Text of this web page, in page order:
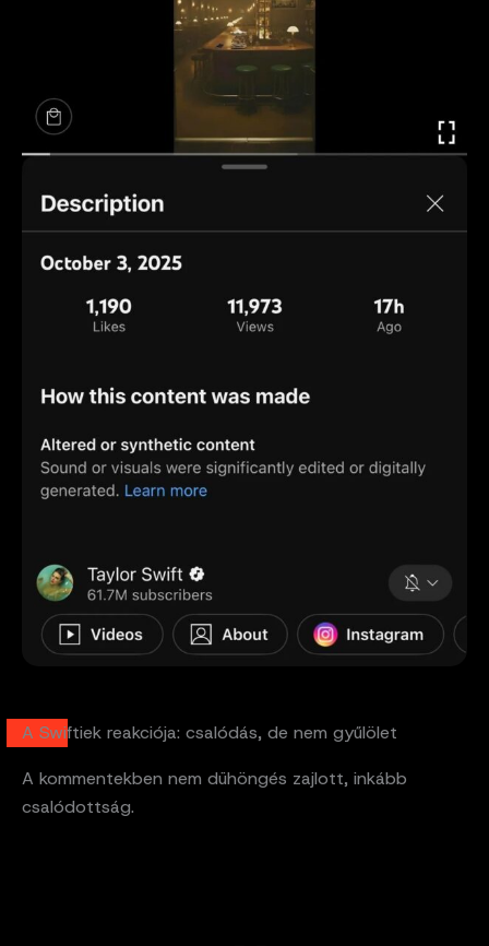
A Swiftiek reakciója: csalódás, de nem gyűlölet
A kommentekben nem dühöngés zajlott, inkább
csalódottság.